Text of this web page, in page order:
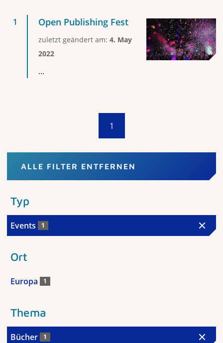
Open Publishing Fest
zuletzt geändert am: 4. May
2022
...
1
ALLE FILTER ENTFERNEN
Typ
Events 1
Ort
Europa 1
Thema
Bücher 1